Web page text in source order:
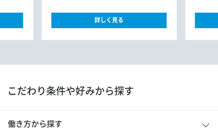
詳しく見る
こだわり条件や好みから探す
働き方から探す